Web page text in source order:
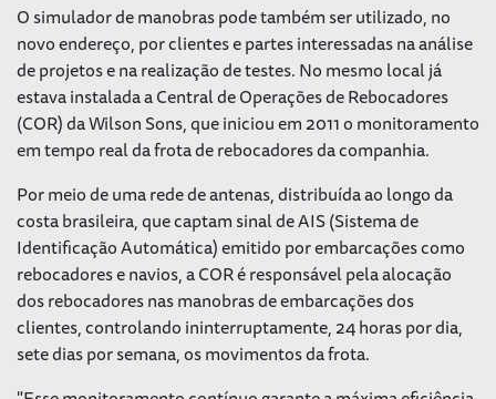
O simulador de manobras pode também ser utilizado, no
novo endereço, por clientes e partes interessadas na análise
de projetos e na realização de testes. No mesmo local já
estava instalada a Central de Operações de Rebocadores
(COR) da Wilson Sons, que iniciou em 2011 o monitoramento
em tempo real da frota de rebocadores da companhia.
Por meio de uma rede de antenas, distribuída ao longo da
costa brasileira, que captam sinal de AIS (Sistema de
Identificação Automática) emitido por embarcações como
rebocadores e navios, a COR é responsável pela alocação
dos rebocadores nas manobras de embarcações dos
clientes, controlando ininterruptamente, 24 horas por dia,
sete dias por semana, os movimentos da frota.